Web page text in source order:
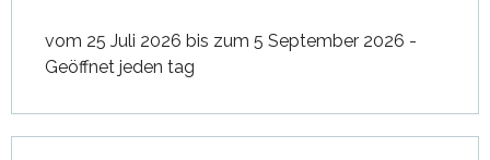
vom 25 Juli 2026 bis zum 5 September 2026 -
Geöffnet jeden tag